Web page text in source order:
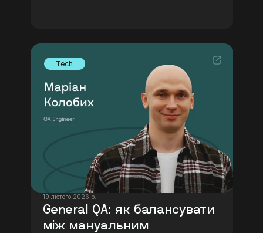
Tech
19 лютого 2026 р.
General QA: як балансувати
між мануальним